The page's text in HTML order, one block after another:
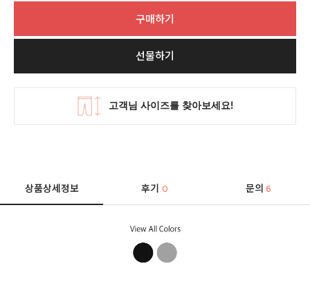
구매하기
선물하기
상품상세정보 후기0 문의 6